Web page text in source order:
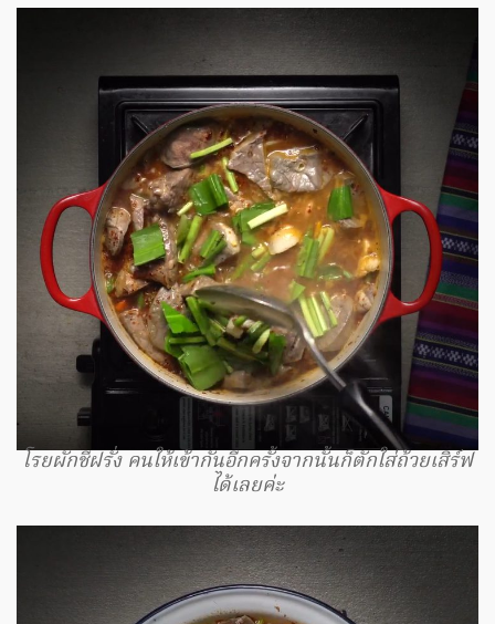
โรยผักชีฝรั่ง คนให้เข้ากันอีกครั้งจากนั้นก็ตักใส่ถ้วยเสิร์ฟ
ได้เลยค่ะ